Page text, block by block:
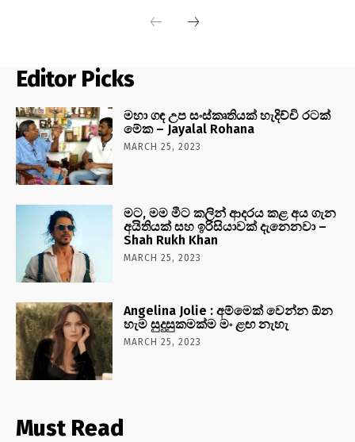
Editor Picks
මහා ගඳ උප සංස්කෘතියක් හැදිච්චි රටක්
මේක – Jayalal Rohana
MARCH 25, 2023
මට, මම මීට කලින් ආදරය කළ අය ගැන
අයිතියක් සහ ඉරිසියාවක් දැනෙනවා –
Shah Rukh Khan
MARCH 25, 2023
Angelina Jolie : අම්මෙක් වෙන්න ඕන
හැම සුදුසුකමක්ම මං ළඟ නැහැ
MARCH 25, 2023
Must Read